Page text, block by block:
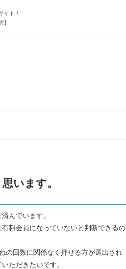
イト！
】
います。
んでいます。
料会員になっていないと判断できるの
の回数に関係なく押せる方が選出され
ただきたいです。